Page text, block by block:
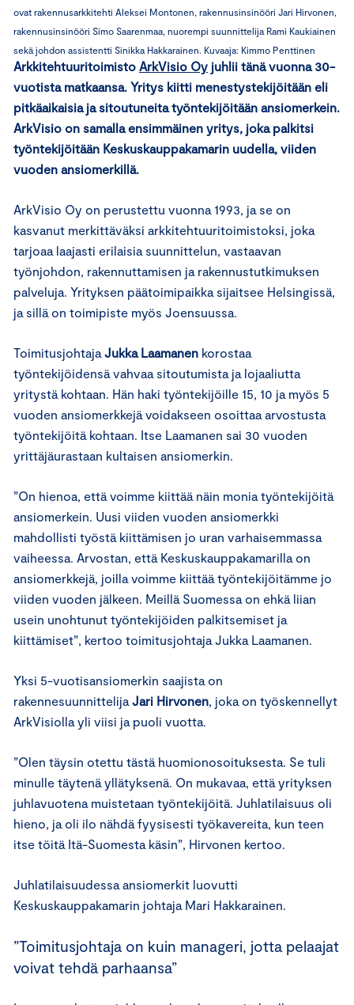
ovat rakennusarkkitehti Aleksei Montonen, rakennusinsinööri Jari Hirvonen,
rakennusinsinööri Simo Saarenmaa, nuorempi suunnittelija Rami Kaukiainen
sekä johdon assistentti Sinikka Hakkarainen. Kuvaaja: Kimmo Penttinen
Arkkitehtuuritoimisto ArkVisio Oy juhlii tänä vuonna 30-
vuotista matkaansa. Yritys kiitti menestystekijöitään eli
pitkäaikaisia ja sitoutuneita työntekijöitään ansiomerkein.
ArkVisio on samalla ensimmäinen yritys, joka palkitsi
työntekijöitään Keskuskauppakamarin uudella, viiden
vuoden ansiomerkillä.
ArkVisio Oy on perustettu vuonna 1993, ja se on
kasvanut merkittäväksi arkkitehtuuritoimistoksi, joka
tarjoaa laajasti erilaisia suunnittelun, vastaavan
työnjohdon, rakennuttamisen ja rakennustutkimuksen
palveluja. Yrityksen päätoimipaikka sijaitsee Helsingissä,
ja sillä on toimipiste myös Joensuussa.
Toimitusjohtaja Jukka Laamanen korostaa
työntekijöidensä vahvaa sitoutumista ja lojaaliutta
yritystä kohtaan. Hän haki työntekijöille 15, 10 ja myös 5
vuoden ansiomerkkejä voidakseen osoittaa arvostusta
työntekijöitä kohtaan. Itse Laamanen sai 30 vuoden
yrittäjäurastaan kultaisen ansiomerkin.
”On hienoa, että voimme kiittää näin monia työntekijöitä
ansiomerkein. Uusi viiden vuoden ansiomerkki
mahdollisti työstä kiittämisen jo uran varhaisemmassa
vaiheessa. Arvostan, että Keskuskauppakamarilla on
ansiomerkkejä, joilla voimme kiittää työntekijöitämme jo
viiden vuoden jälkeen. Meillä Suomessa on ehkä liian
usein unohtunut työntekijöiden palkitsemiset ja
kiittämiset”, kertoo toimitusjohtaja Jukka Laamanen.
Yksi 5-vuotisansiomerkin saajista on
rakennesuunnittelija Jari Hirvonen, joka on työskennellyt
ArkVisiolla yli viisi ja puoli vuotta.
”Olen täysin otettu tästä huomionosoituksesta. Se tuli
minulle täytenä yllätyksenä. On mukavaa, että yrityksen
juhlavuotena muistetaan työntekijöitä. Juhlatilaisuus oli
hieno, ja oli ilo nähdä fyysisesti työkavereita, kun teen
itse töitä Itä-Suomesta käsin”, Hirvonen kertoo.
Juhlatilaisuudessa ansiomerkit luovutti
Keskuskauppakamarin johtaja Mari Hakkarainen.
”Toimitusjohtaja on kuin manageri, jotta pelaajat
voivat tehdä parhaansa”